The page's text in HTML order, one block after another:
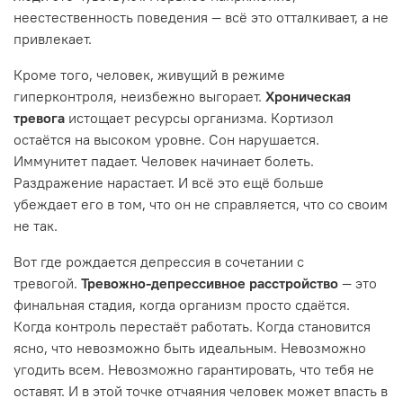
неестественность поведения — всё это отталкивает, а не
привлекает.
Кроме того, человек, живущий в режиме
гиперконтроля, неизбежно выгорает. Хроническая
тревога истощает ресурсы организма. Кортизол
остаётся на высоком уровне. Сон нарушается.
Иммунитет падает. Человек начинает болеть.
Раздражение нарастает. И всё это ещё больше
убеждает его в том, что он не справляется, что со своим
не так.
Вот где рождается депрессия в сочетании с
тревогой. Тревожно-депрессивное расстройство — это
финальная стадия, когда организм просто сдаётся.
Когда контроль перестаёт работать. Когда становится
ясно, что невозможно быть идеальным. Невозможно
угодить всем. Невозможно гарантировать, что тебя не
оставят. И в этой точке отчаяния человек может впасть в